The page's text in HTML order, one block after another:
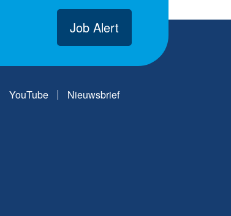
Job Alert
YouTube Nieuwsbrief